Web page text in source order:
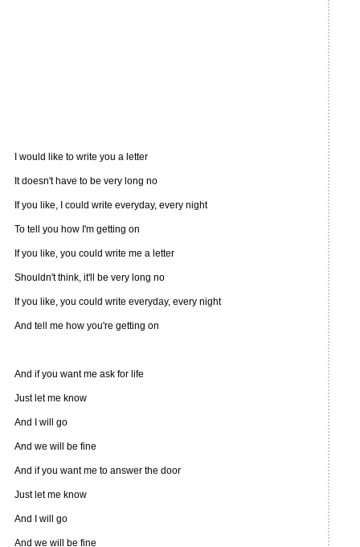
I would like to write you a letter
It doesn't have to be very long no
If you like, I could write everyday, every night
To tell you how I'm getting on
If you like, you could write me a letter
Shouldn't think, it'll be very long no
If you like, you could write everyday, every night
And tell me how you're getting on
And if you want me ask for life
Just let me know
And I will go
And we will be fine
And if you want me to answer the door
Just let me know
And I will go
And we will be fine